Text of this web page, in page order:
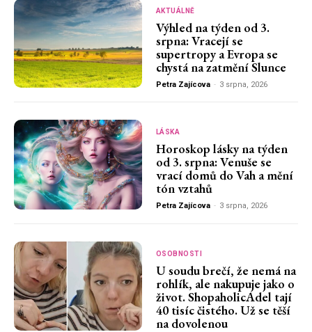
AKTUÁLNĚ
Výhled na týden od 3.
srpna: Vracejí se
supertropy a Evropa se
chystá na zatmění Slunce
Petra Zajícova - 3 srpna, 2026
LÁSKA
Horoskop lásky na týden
od 3. srpna: Venuše se
vrací domů do Vah a mění
tón vztahů
Petra Zajícova - 3 srpna, 2026
OSOBNOSTI
U soudu brečí, že nemá na
rohlík, ale nakupuje jako o
život. ShopaholicAdel tají
40 tisíc čistého. Už se těší
na dovolenou